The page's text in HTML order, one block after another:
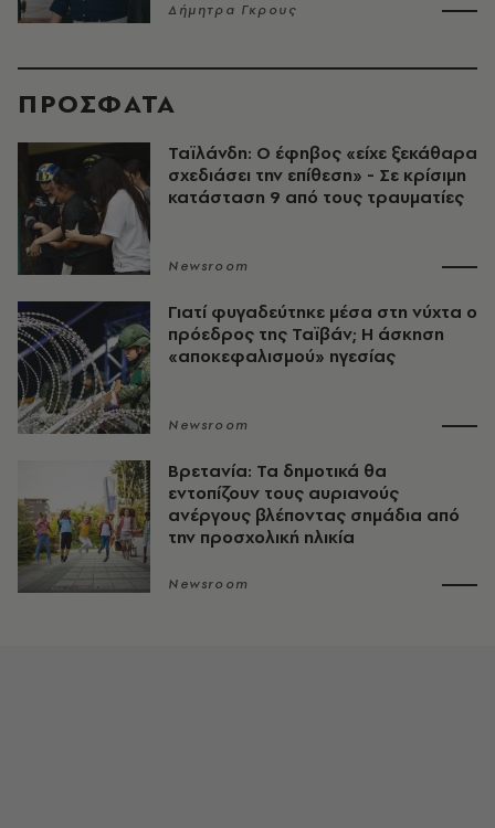
Δήμητρα Γκρους
ΠΡΟΣΦΑΤΑ
Ταϊλάνδη: Ο έφηβος «είχε ξεκάθαρα
σχεδιάσει την επίθεση» - Σε κρίσιμη
κατάσταση 9 από τους τραυματίες
Newsroom
Γιατί φυγαδεύτηκε μέσα στη νύχτα ο
πρόεδρος της Ταϊβάν; Η άσκηση
«αποκεφαλισμού» ηγεσίας
Newsroom
Βρετανία: Τα δημοτικά θα
εντοπίζουν τους αυριανούς
ανέργους βλέποντας σημάδια από
την προσχολική ηλικία
Newsroom